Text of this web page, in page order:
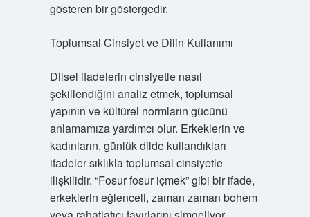
gösteren bir göstergedir.
Toplumsal Cinsiyet ve Dilin Kullanımı
Dilsel ifadelerin cinsiyetle nasıl
şekillendiğini analiz etmek, toplumsal
yapının ve kültürel normların gücünü
anlamamıza yardımcı olur. Erkeklerin ve
kadınların, günlük dilde kullandıkları
ifadeler sıklıkla toplumsal cinsiyetle
ilişkilidir. “Fosur fosur içmek” gibi bir ifade,
erkeklerin eğlenceli, zaman zaman bohem